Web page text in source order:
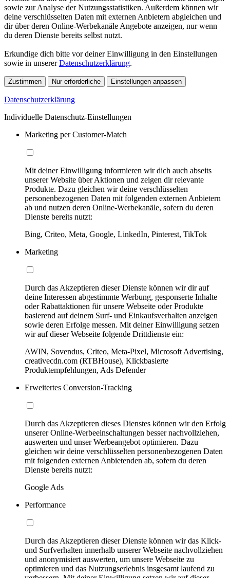
sowie zur Analyse der Nutzungsstatistiken. Außerdem können wir
deine verschlüsselten Daten mit externen Anbietern abgleichen und
dir über deren Online-Werbekanäle Angebote anzeigen, nur wenn
du deren Dienste bereits selbst nutzt.
Erkundige dich bitte vor deiner Einwilligung in den Einstellungen
sowie in unsererDatenschutzerklärung.
Zustimmen Nur erforderliche Einstellungen anpassen
Datenschutzerklärung
Individuelle Datenschutz-Einstellungen
Marketing per Customer-Match
Mit deiner Einwilligung informieren wir dich auch abseits
unserer Website über Aktionen und zeigen dir relevante
Produkte. Dazu gleichen wir deine verschlüsselten
personenbezogenen Daten mit folgenden externen Anbietern
ab und nutzen deren Online-Werbekanäle, sofern du deren
Dienste bereits nutzt:
Bing, Criteo, Meta, Google, LinkedIn, Pinterest, TikTok
Marketing
Durch das Akzeptieren dieser Dienste können wir dir auf
deine Interessen abgestimmte Werbung, gesponserte Inhalte
oder Rabattaktionen für unsere Webseite oder Produkte
basierend auf deinem Surf- und Einkaufsverhalten anzeigen
sowie deren Erfolge messen. Mit deiner Einwilligung setzen
wir auf dieser Webseite folgende Drittdienste ein:
AWIN, Sovendus, Criteo, Meta-Pixel, Microsoft Advertising,
creativecdn.com (RTBHouse), Klickbasierte
Produktempfehlungen, Ads Defender
Erweitertes Conversion-Tracking
Durch das Akzeptieren dieses Dienstes können wir den Erfolg
unserer Online-Werbeeinschaltungen besser nachvollziehen,
auswerten und unser Werbeangebot optimieren. Dazu
gleichen wir deine verschlüsselten personenbezogenen Daten
mit folgenden externen Anbietenden ab, sofern du deren
Dienste bereits nutzt:
Google Ads
Performance
Durch das Akzeptieren dieser Dienste können wir das Klick-
und Surfverhalten innerhalb unserer Webseite nachvollziehen
und anonymisiert auswerten, um unsere Webseite zu
optimieren und das Nutzungserlebnis insgesamt laufend zu